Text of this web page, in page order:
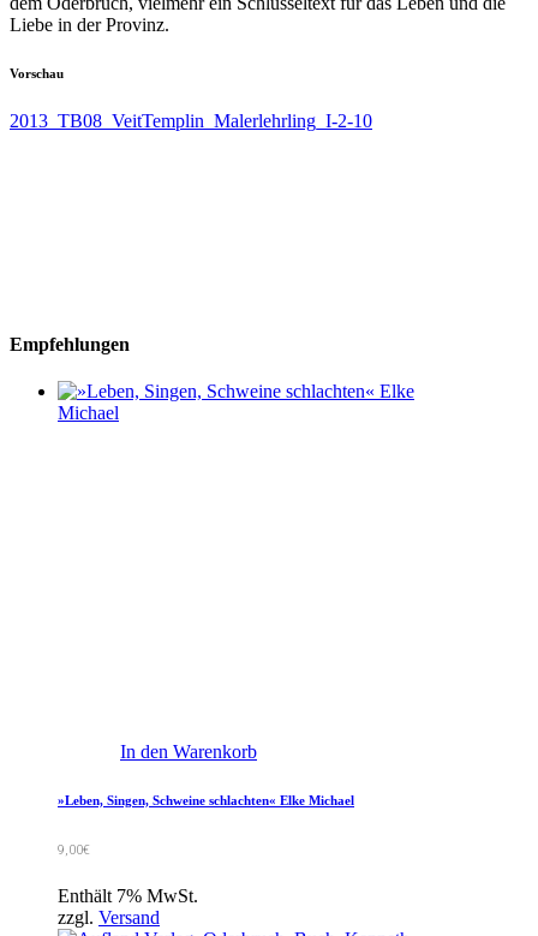
Liebe in der Provinz.
Vorschau
2013_TB08_VeitTemplin_Malerlehrling_I-2-10
Empfehlungen
In den Warenkorb
»Leben, Singen, Schweine schlachten« Elke Michael
9,00€
Enthält 7% MwSt.
zzgl. Versand